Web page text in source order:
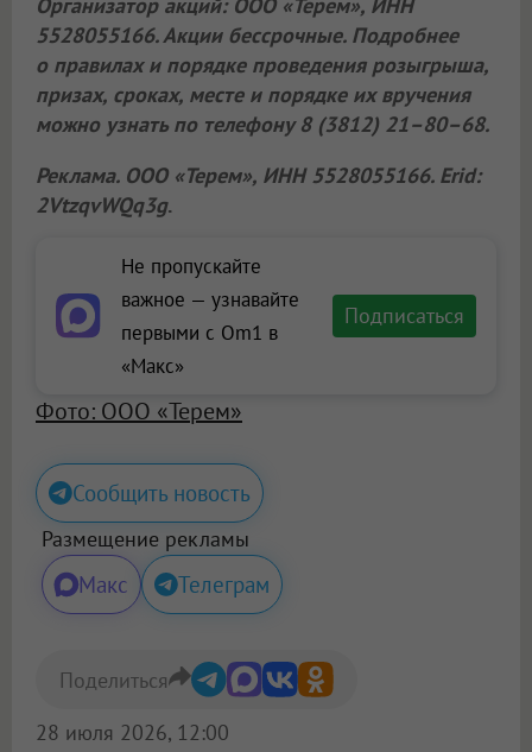
5528055166. Акции бессрочные. Подробнее
о правилах и порядке проведения розыгрыша,
призах, сроках, месте и порядке их вручения
можно узнать по телефону 8 (3812) 21–80–68.
Реклама. ООО «Терем», ИНН 5528055166. Erid:
2VtzqvWQq3g.
Не пропускайте
важное — узнавайте
первыми с Om1 в
«Макс»
Подписаться
Фото: ООО «Терем»
Сообщить новость
Размещение рекламы
Макс Телеграм
28 июля 2026, 12:00
Поделиться